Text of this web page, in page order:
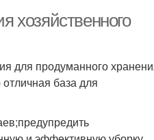
хозяйственного
для продуманного
база для